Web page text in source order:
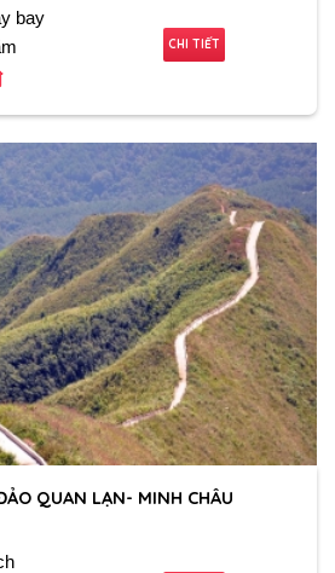
bay
CHI TIẾT
QUAN LẠN- MINH CHÂU